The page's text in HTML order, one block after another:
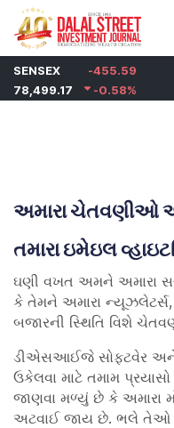
Skip to Content
અમારા ચેતવણીઓ
તમારા ઇમેઇલ
ઘણી વખત અમને અમારા
કે તેમને અમારા ન્યૂઝલેટર્સ,
બજારની સ્થિતિ વિશે
ડીએસઆઈજે સોફ્ટવેર અને
ઉકેલવા માટે તમામ
જાણવા મળ્યું છે કે અમારા
અટવાઈ જાય છે. ભલે તેઓ